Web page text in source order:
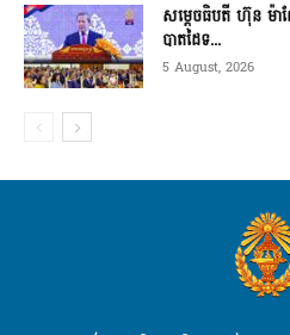
សម្ដេចធិបតី ហ៊ុន ម៉ា
បាតដៃទ...
5 August, 2026